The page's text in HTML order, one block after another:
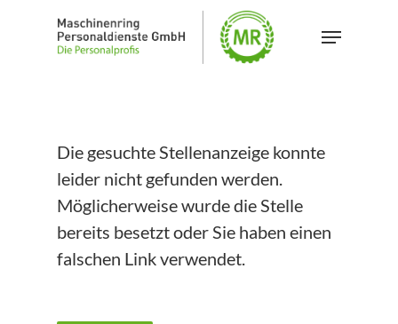
Menu
Die gesuchte Stellenanzeige konnte
leider nicht gefunden werden.
Möglicherweise wurde die Stelle
bereits besetzt oder Sie haben einen
falschen Link verwendet.